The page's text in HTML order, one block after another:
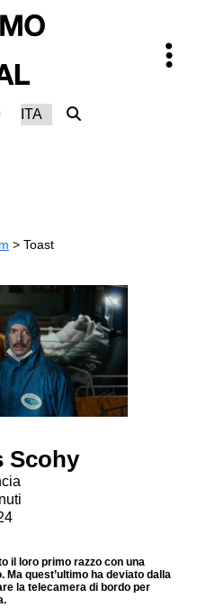
> Toast
Scohy
il loro primo razzo con una
quest’ultimo ha deviato dalla
la telecamera di bordo per